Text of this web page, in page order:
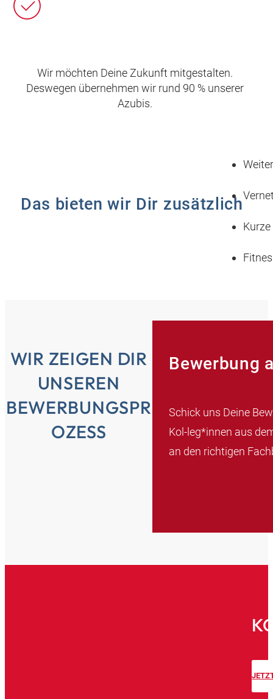
Wir möchten Deine Zukunft mitgestalten.
Deswegen übernehmen wir rund 90 % unserer
Azubis.
Das bieten wir Dir zusätzlich
WIR ZEIGEN DIR
UNSEREN
BEWERBUNGSPR
OZESS
Bewerbung
Schick uns Deine
Kol-leg*innen aus
an den richtigen